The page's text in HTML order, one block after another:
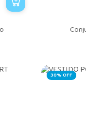
30% OFF